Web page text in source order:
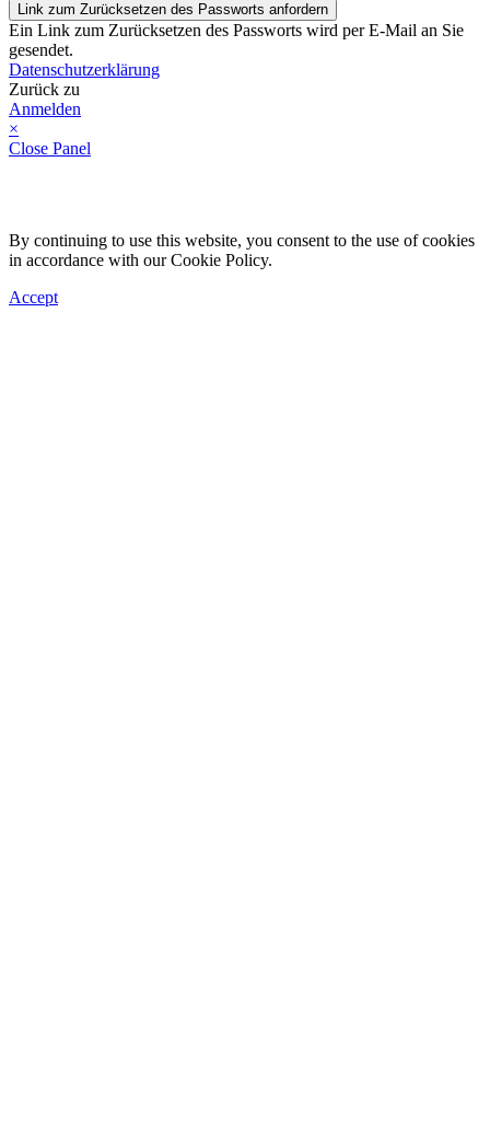
Link zum Zurücksetzen des Passworts anfordern
Ein Link zum Zurücksetzen des Passworts wird per E-Mail an Sie
gesendet.
Datenschutzerklärung
Zurück zu
Anmelden
×
Close Panel
By continuing to use this website, you consent to the use of cookies
in accordance with our Cookie Policy.
Accept